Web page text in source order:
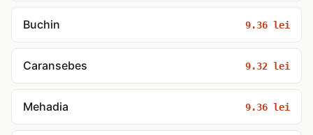
Buchin 9.36 lei
Caransebes 9.32 lei
Mehadia 9.36 lei